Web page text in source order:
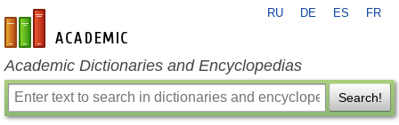
en-academic.com
RU DE ES FR
Academic Dictionaries and Encyclopedias
Search!